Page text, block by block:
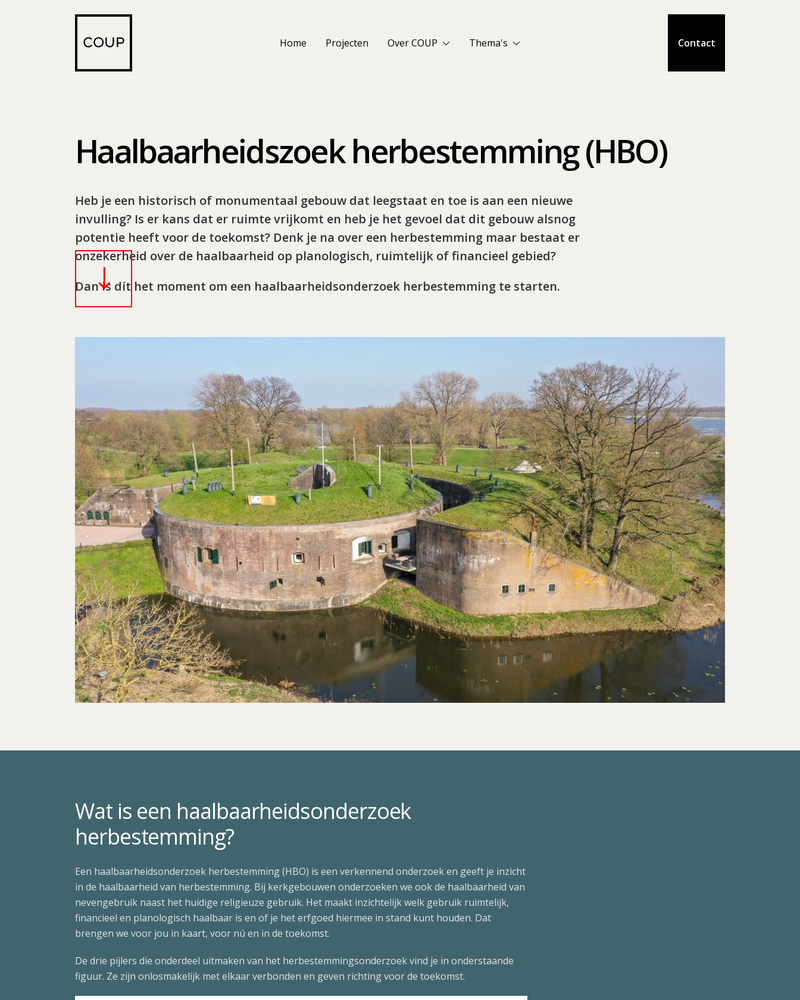
Home Projecten Over COUP  Thema's  Contact
Haalbaarheidszoek herbestemming (HBO)
Heb je een historisch of monumentaal gebouw dat leegstaat en toe is aan een nieuwe
invulling? Is er kans dat er ruimte vrijkomt en heb je het gevoel dat dit gebouw alsnog
potentie heeft voor de toekomst? Denk je na over een herbestemming maar bestaat er
onzekerheid over de haalbaarheid op planologisch, ruimtelijk of financieel gebied?
Dan is dít het moment om een haalbaarheidsonderzoek herbestemming te starten.

Wat is een haalbaarheidsonderzoek
herbestemming?
Een haalbaarheidsonderzoek herbestemming (HBO) is een verkennend onderzoek en geeft je inzicht
in de haalbaarheid van herbestemming. Bij kerkgebouwen onderzoeken we ook de haalbaarheid van
nevengebruik naast het huidige religieuze gebruik. Het maakt inzichtelijk welk gebruik ruimtelijk,
financieel en planologisch haalbaar is en of je het erfgoed hiermee in stand kunt houden. Dat
brengen we voor jou in kaart, voor nú en in de toekomst.
De drie pijlers die onderdeel uitmaken van het herbestemmingsonderzoek vind je in onderstaande
figuur. Ze zijn onlosmakelijk met elkaar verbonden en geven richting voor de toekomst.